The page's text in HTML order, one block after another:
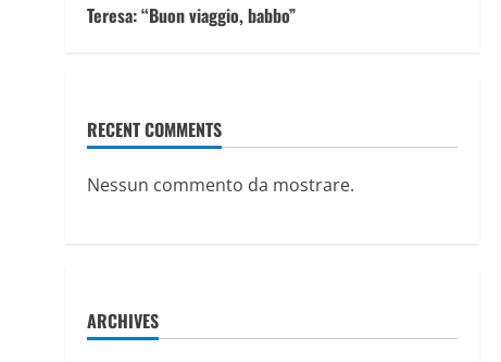
Teresa: “Buon viaggio, babbo”
RECENT COMMENTS
Nessun commento da mostrare.
ARCHIVES